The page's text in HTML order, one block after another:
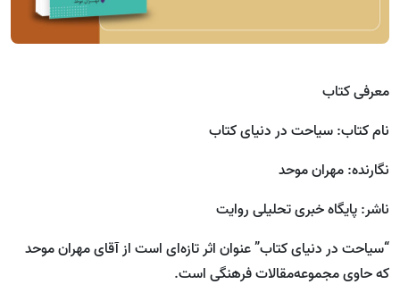
معرفی کتاب
نام کتاب: سیاحت در دنیای کتاب
نگارنده: مهران موحد
ناشر: پایگاه خبری تحلیلی روایت
“سیاحت در دنیای کتاب” عنوان اثر تازه‌ای است از آقای مهران موحد
که حاوی مجموعه‌مقالات فرهنگی است.